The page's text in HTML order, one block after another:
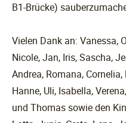
B1-Brücke)
Vielen Dank an: Vanessa,
Nicole, Jan, Iris, Sascha,
Andrea, Romana,
Hanne, Uli, Isabella,
und Thomas sowie den